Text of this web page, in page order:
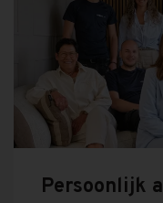
Persoonlijk